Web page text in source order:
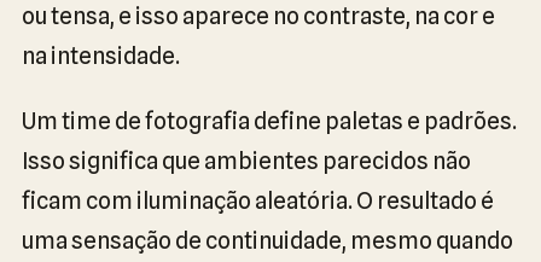
ou tensa, e isso aparece no contraste, na cor e
na intensidade.
Um time de fotografia define paletas e padrões.
Isso significa que ambientes parecidos não
ficam com iluminação aleatória. O resultado é
uma sensação de continuidade, mesmo quando